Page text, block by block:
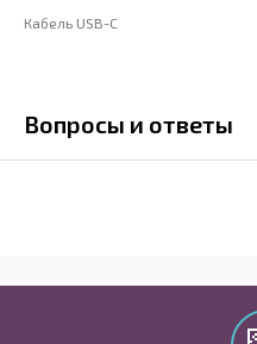
Кабель USB-C
Вопросы и ответы